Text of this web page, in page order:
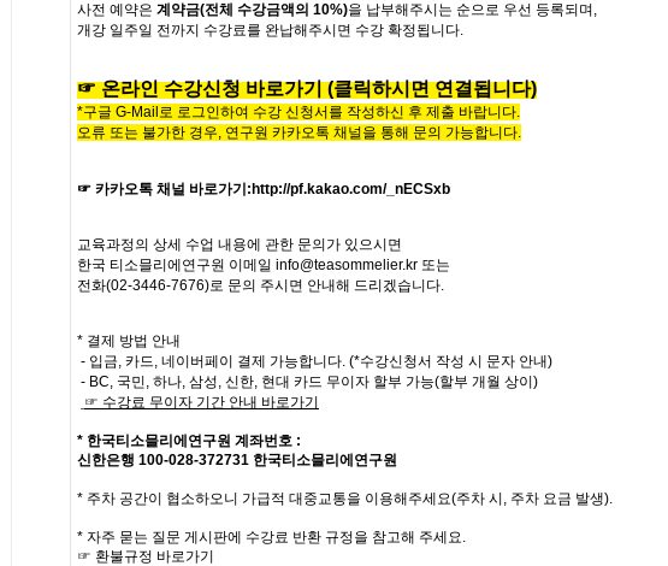
사전 예약은 계약금(전체 수강금액의 10%)을 납부해주시는 순으로 우선 등록되며 ,
개강 일주일 전까지 수강료를 완납해주시면 수강 확정됩니다.
☞온라인수강신청 바로가기(클릭하시면 연결됩니다)
*구글 G-Mail로 로그인하여 수강 신청서를 작성하신 후 제출 바랍니다.
오류 또는 불가한 경우, 연구원 카카오톡 채널을 통해 문의 가능합니다.
☞ 카카오톡 채널 바로가기 : http://pf.kakao.com/_nECSxb
교육과정의 상세 수업 내용에 관한 문의가 있으시면
한국 티소믈리에 연구원 이메일 info@teasommelier.kr 또는
전화(02-3446-7676)로 문의 주시면 안내해 드리겠습니다.
* 결제 방법 안내
- 입금, 카드, 네이버페이 결제 가능합니다. (*수강신청서 작성 시 문자 안내)
- BC, 국민, 하나, 삼성, 신한, 현대 카드 무이자 할부 가능(할부 개월 상이)
☞ 수강료 무이자 기간 안내 바로가기
* 한국티소믈리에연구원 계좌번호 :
신한은행 100-028-372731 한국티소믈리에연구원
* 주차 공간이 협소하오니 가급적 대중교통을 이용해주세요(주차 시 , 주차 요금 발생).
* 자주 묻는 질문 게시판에 수강료 반환 규정을 참고해 주세요.
☞ 환불규정 바로가기